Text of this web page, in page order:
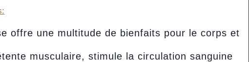
offre une multitude de bienfaits pour le corps et
musculaire, stimule la circulation sanguine